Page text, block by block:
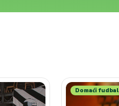
Domaći fudbal